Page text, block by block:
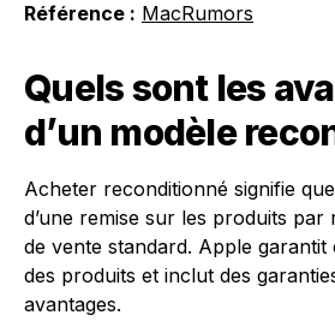
Référence : MacRumors
Quels sont les
d’un modèle
Acheter reconditionné signifie
d’une remise sur les produits
de vente standard. Apple garantit
des produits et inclut des
avantages.